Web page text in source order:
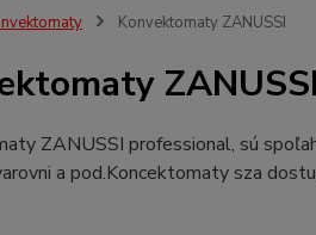
Konvektomaty ZANUSSI
ZANUSSI
ZANUSSI professional, sú
a pod.Koncektomaty sza